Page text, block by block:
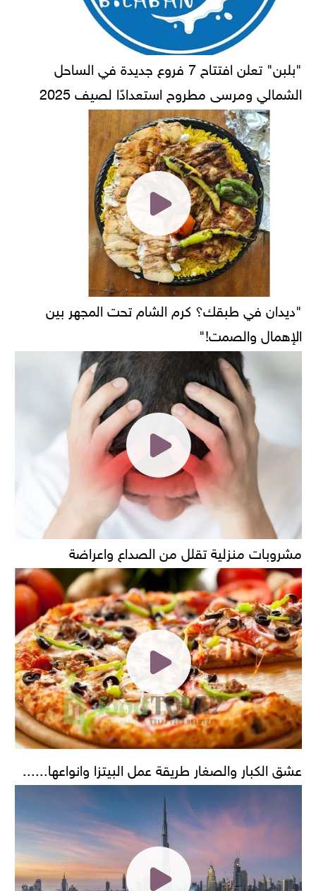
"بلبن" تعلن افتتاح 7 فروع جديدة في الساحل
الشمالي ومرسى مطروح استعدادًا لصيف 2025
"ديدان في طبقك؟ كرم الشام تحت المجهر بين
الإهمال والصمت!"
مشروبات منزلية تقلل من الصداع واعراضة
عشق الكبار والصغار طريقة عمل البيتزا وانواعها......